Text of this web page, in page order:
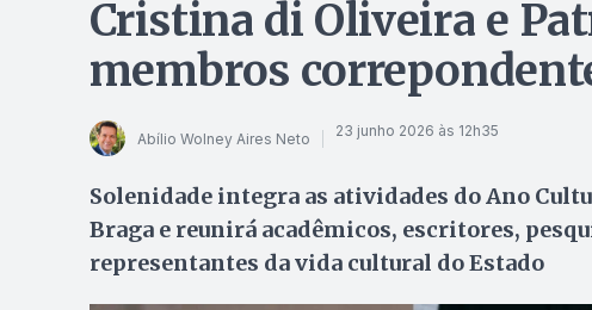
Cristina di Oliveira e
membros
Abílio Wolney Aires Neto 23 junho 2026 às 12h35
Solenidade integra as atividades do Ano
Braga e reunirá acadêmicos, escritores,
representantes da vida cultural do Estado